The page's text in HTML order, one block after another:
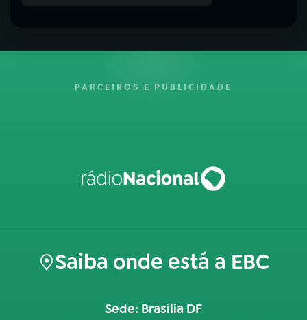
PARCEIROS E PUBLICIDADE
Saiba onde está a EBC
Sede: Brasília DF